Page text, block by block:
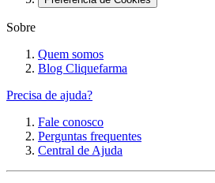
Sobre
Quem somos
Blog Cliquefarma
Precisa de ajuda?
Fale conosco
Perguntas frequentes
Central de Ajuda